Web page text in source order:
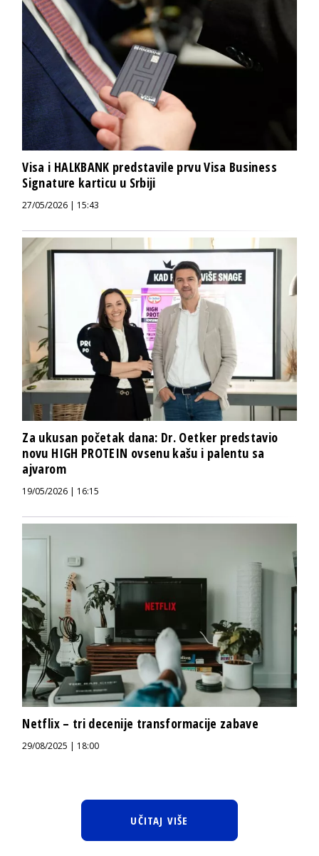
Visa i HALKBANK predstavile prvu Visa Business
Signature karticu u Srbiji
27/05/2026 | 15:43
Za ukusan početak dana: Dr. Oetker predstavio
novu HIGH PROTEIN ovsenu kašu i palentu sa
ajvarom
19/05/2026 | 16:15
Netflix – tri decenije transformacije zabave
29/08/2025 | 18:00
UČITAJ VIŠE